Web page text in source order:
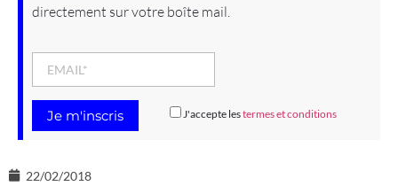
directement sur votre boîte mail.
J'accepte lestermes et conditions
22/02/2018